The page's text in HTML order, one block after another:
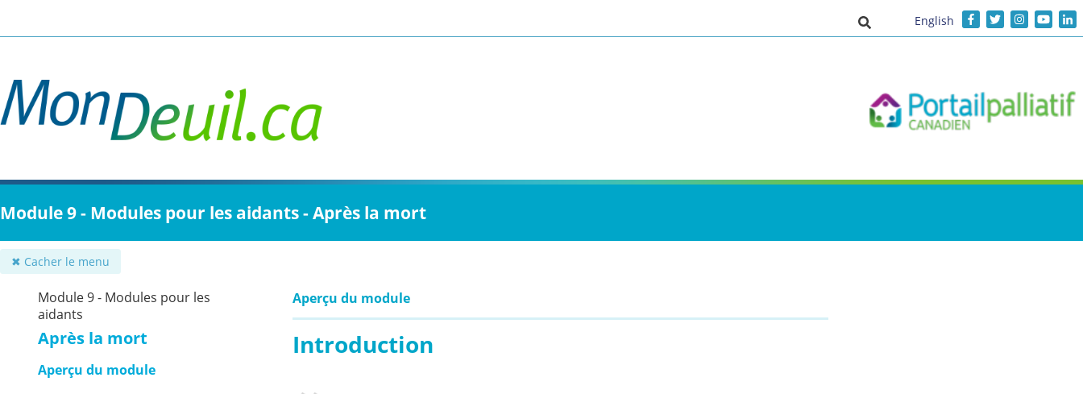
contenu
Activer/désactiver la saisie de
English
Module 9 - Modules pour les aidants - Après la mort
✖ Cacher le menu
Module 9 - Modules pour les
aidants
Après la mort
Aperçu du module
Aperçu du module
Introduction